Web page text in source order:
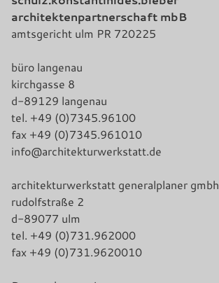
architektenpartnerschaft mbB
amtsgericht ulm PR 720225
büro langenau
kirchgasse 8
d-89129 langenau
tel. +49 (0)7345.96100
fax +49 (0)7345.961010
info@architekturwerkstatt.de
architekturwerkstatt generalplaner gmbh
rudolfstraße 2
d-89077 ulm
tel. +49 (0)731.962000
fax +49 (0)731.9620010